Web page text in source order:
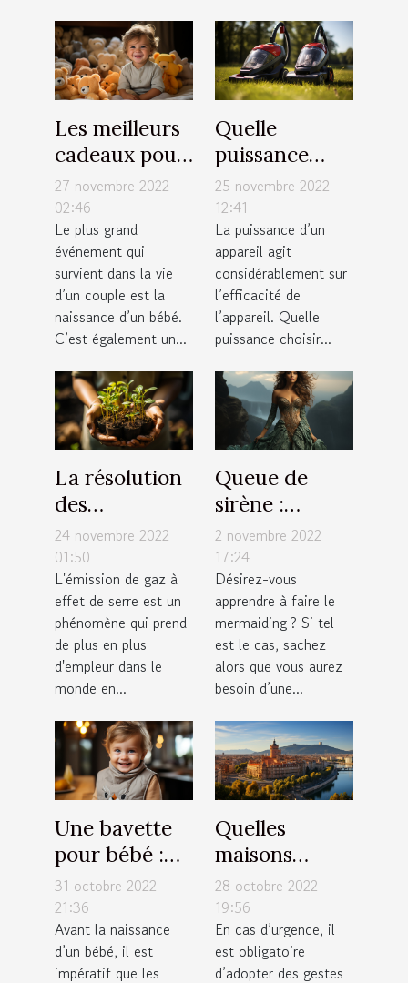
Les meilleurs
cadeaux pour
nourrisson
27 novembre 2022
02:46
Le plus grand
événement qui
survient dans la vie
d’un couple est la
naissance d’un bébé.
C’est également un...
Quelle
puissance
choisir pour
un aspirateur
sans sac ?
25 novembre 2022
12:41
La puissance d’un
appareil agit
considérablement sur
l’efficacité de
l’appareil. Quelle
puissance choisir...
La résolution
des
entreprises
vers une
émission de
zéro pourcent
de carbone
d'ici 2030
est-elle
possible ?
24 novembre 2022
01:50
L'émission de gaz à
effet de serre est un
phénomène qui prend
de plus en plus
d'empleur dans le
monde en...
Queue de
sirène :
quelques
critères pour
faire un bon
choix
2 novembre 2022
17:24
Désirez-vous
apprendre à faire le
mermaiding ? Si tel
est le cas, sachez
alors que vous aurez
besoin d’une...
Une bavette
pour bébé :
Quel modèle
de bavoir faut
il avoir pour
votre enfant ?
31 octobre 2022
21:36
Avant la naissance
d’un bébé, il est
impératif que les
Quelles
maisons
médicales de
garde
contacter à
Toulouse ?
28 octobre 2022
19:56
En cas d’urgence, il
est obligatoire
d’adopter des gestes